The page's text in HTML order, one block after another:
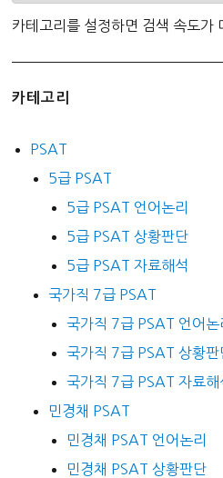
카테고리를 설정하면 검색 속도가
카테고리
PSAT
5급 PSAT
5급 PSAT 언어논리
5급 PSAT 상황판단
5급 PSAT 자료해석
국가직 7급 PSAT
국가직 7급 PSAT 언어논
국가직 7급 PSAT 상황판
국가직 7급 PSAT 자료해
민경채 PSAT
민경채 PSAT 언어논리
민경채 PSAT 상황판단